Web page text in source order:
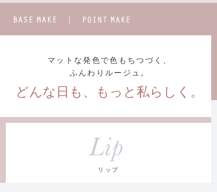
BASE
MAKE
POINT
MAKE
マットな発色で色もちつづく、
ふんわりルージュ。
どんな日も、もっと私らしく。
リップ